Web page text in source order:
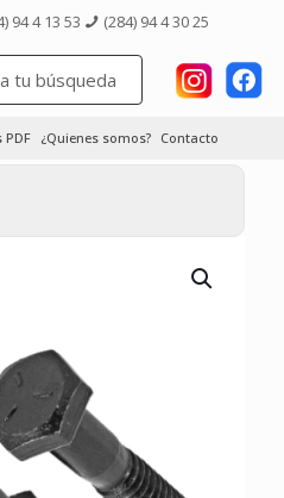
94 4 13 53 (284) 94 4 30 25
PDF ¿Quienes somos? Contacto